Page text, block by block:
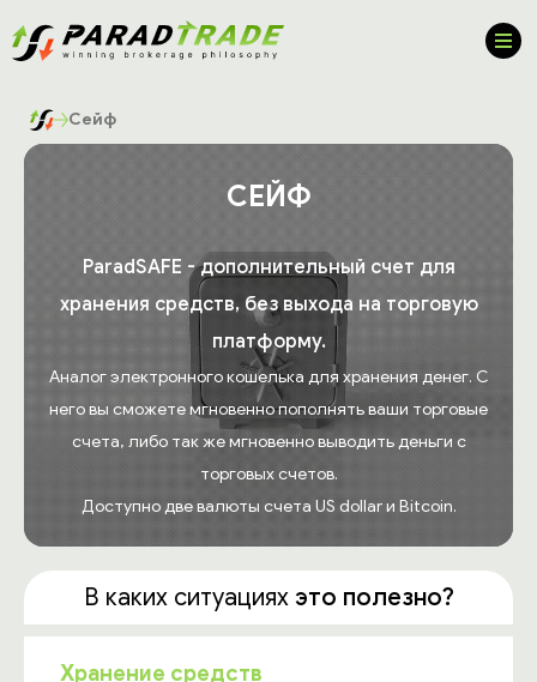
Сейф
СЕЙФ
ParadSAFE - дополнительный счет для
хранения средств, без выхода на торговую
платформу.
Аналог электронного кошелька для хранения денег. С
него вы сможете мгновенно пополнять ваши торговые
счета, либо так же мгновенно выводить деньги с
торговых счетов.
Доступно две валюты счета US dollar и Bitcoin.
В каких ситуациях это полезно?
Хранение средств